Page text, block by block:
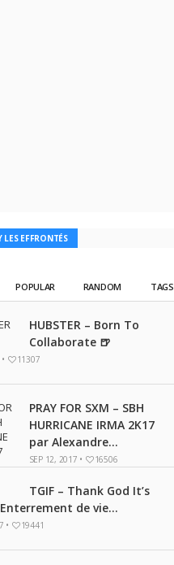
LES EFFRONTÉS
POPULAR RANDOM TAGS
HUBSTER – Born To
Collaborate 🍺
11307
PRAY FOR SXM – SBH
HURRICANE IRMA 2K17
par Alexandre...
SEP 12, 2017 • 16506
TGIF – Thank God It’s
de vie...
• 19441